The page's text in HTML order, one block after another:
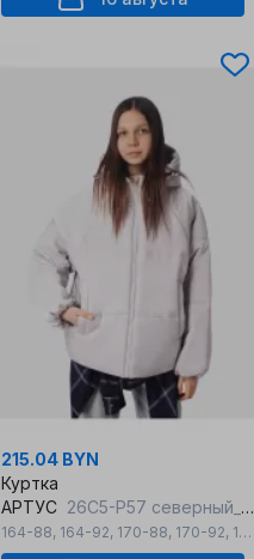
215.04 BYN
Куртка
АРТУС 26С5-Р57 северный_ветер
164-88, 164-92, 170-88, 170-92, 176-96